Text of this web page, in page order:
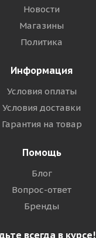
Новости
Магазины
Политика
Информация
Условия оплаты
Условия доставки
Гарантия на товар
Помощь
Блог
Вопрос-ответ
Бренды
всегда в курсе!